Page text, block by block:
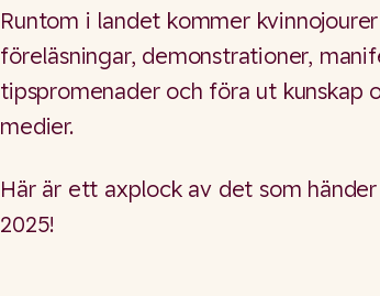
Runtom i landet kommer
föreläsningar, demonstrationer,
tipspromenader och föra ut kunskap
medier.
Här är ett axplock av det som
2025!